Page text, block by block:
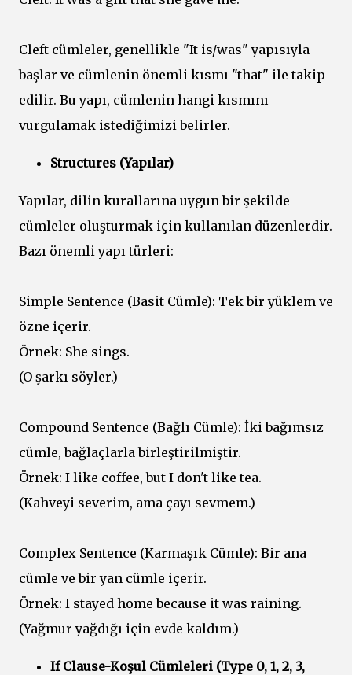
Cleft cümleler, genellikle "It is/was" yapısıyla
başlar ve cümlenin önemli kısmı "that" ile takip
edilir. Bu yapı, cümlenin hangi kısmını
vurgulamak istediğimizi belirler.
Structures (Yapılar)
Yapılar, dilin kurallarına uygun bir şekilde
cümleler oluşturmak için kullanılan düzenlerdir.
Bazı önemli yapı türleri:
Simple Sentence (Basit Cümle): Tek bir yüklem ve
özne içerir.
Örnek: She sings.
(O şarkı söyler.)
Compound Sentence (Bağlı Cümle): İki bağımsız
cümle, bağlaçlarla birleştirilmiştir.
Örnek: I like coffee, but I don't like tea.
(Kahveyi severim, ama çayı sevmem.)
Complex Sentence (Karmaşık Cümle): Bir ana
cümle ve bir yan cümle içerir.
Örnek: I stayed home because it was raining.
(Yağmur yağdığı için evde kaldım.)
If Clause-Koşul Cümleleri (Type 0, 1, 2, 3,